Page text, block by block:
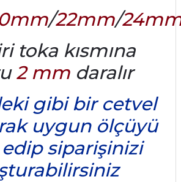
/22mm/
toka kısmına
2 mm daralır
gibi bir cetvel
uygun ölçüyü
siparişinizi